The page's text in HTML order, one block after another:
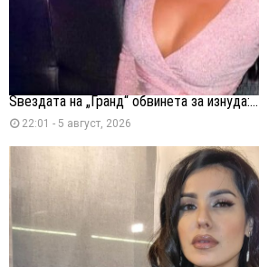
Ѕвездата на „Гранд“ обвинета за изнуда:...
22:01 - 5 август, 2026